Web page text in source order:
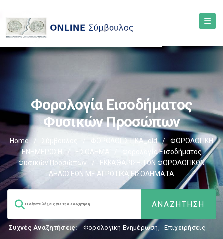
Φορολογία Εισοδήματος
Φυσικών Προσώπων
Home / Σύμβουλος ΦΟΡΟΛΟΓΙΣΤΙΚΑ_old /
ΦΟΡΟΛΟΓΙΚΗ
ΕΝΗΜΕΡΩΣΗ
/ ΕΙΣΟΔΗΜΑ
Φορολογία Εισοδήματος
Φυσικών Προσώπων
/
ΕΚΚΑΘΑΡΙΣΗ ΤΩΝ ΦΟΡΟΛΟΓΙΚΩΝ
ΔΗΛΩΣΕΩΝ ΜΕ ΑΓΡΟΤΙΚΑ ΕΙΣΟΔΗΜΑΤΑ
Συχνές Αναζητήσεις: Φορολογικη Ενημέρωση, Επιχειρήσεις